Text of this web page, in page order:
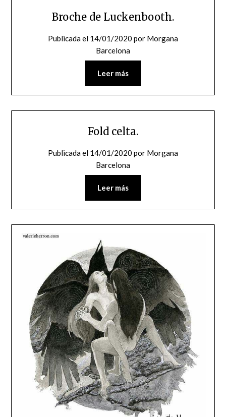
Broche de Luckenbooth.
Publicada el 14/01/2020 por Morgana
Barcelona
Leer más
Fold celta.
Publicada el 14/01/2020 por Morgana
Barcelona
Leer más